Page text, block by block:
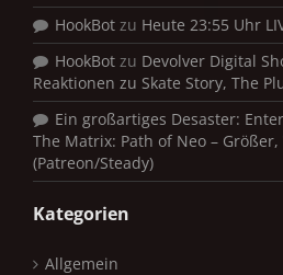
HookBot zu Heute 23:55 Uhr
HookBot zu Devolver Digital
Reaktionen zu Skate Story, The
Ein großartiges Desaster:
The Matrix: Path of Neo –
(Patreon/Steady)
Kategorien
Allgemein